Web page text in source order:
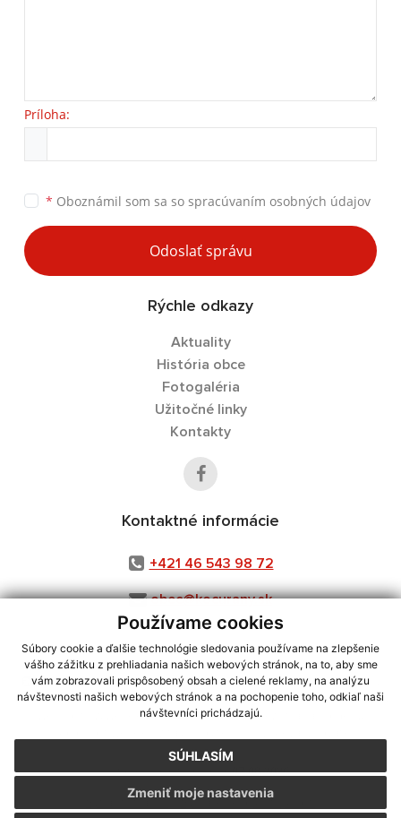
Používame cookies
Súbory cookie a ďalšie technológie sledovania používame na zlepšenie
vášho zážitku z prehliadania našich webových stránok, na to, aby sme
vám zobrazovali prispôsobený obsah a cielené reklamy, na analýzu
návštevnosti našich webových stránok a na pochopenie toho, odkiaľ naši
návštevníci prichádzajú.
SÚHLASÍM
Zmeniť moje nastavenia
Príloha:
* Oboznámil som sa so spracúvaním osobných údajov
Odoslať správu
Rýchle odkazy
Aktuality
História obce
Fotogaléria
Užitočné linky
Kontakty
Kontaktné informácie
+421 46 543 98 72
obec@kocurany.sk
využite možnosť získavania aktuálnych informácií s využitím RSS
CMS systém (redakčný) systém ECHELON 2,Mapa stránok,web portál
webex.digital, s.r.o.,domény,registrácia domény
Posledná aktualizácia:07.08.2026
Vytlačiť stránku|Vyhlásenie o prístupnosti